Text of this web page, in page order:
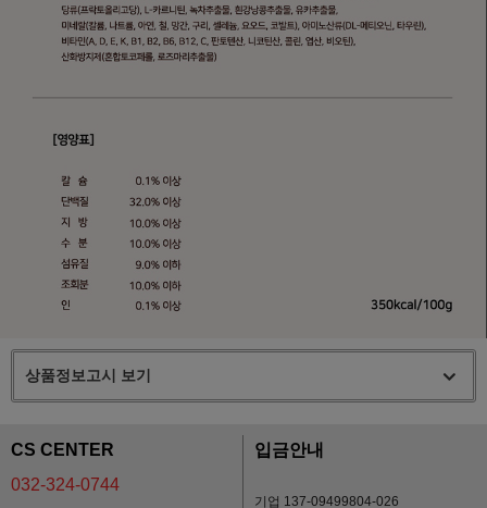
상품정보고시 보기
CS CENTER
032-324-0744
입금안내
기업 137-09499804-026